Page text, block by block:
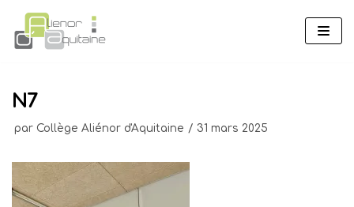
Aller
au
N7
par Collège Aliénor d'Aquitaine 31 mars 2025